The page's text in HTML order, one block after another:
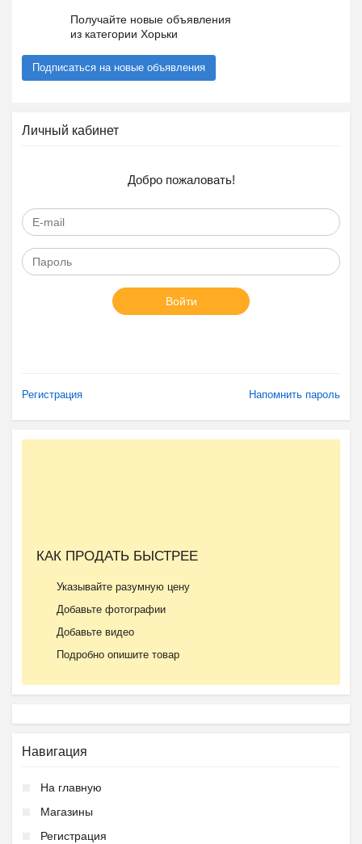
Получайте новые объявления
из категории Хорьки
Подписаться на новые объявления
Личный кабинет
Добро пожаловать!
Войти
Регистрация Напомнить пароль
КАК ПРОДАТЬ БЫСТРЕЕ
Указывайте разумную цену
Добавьте фотографии
Добавьте видео
Подробно опишите товар
Навигация
На главную
Магазины
Регистрация